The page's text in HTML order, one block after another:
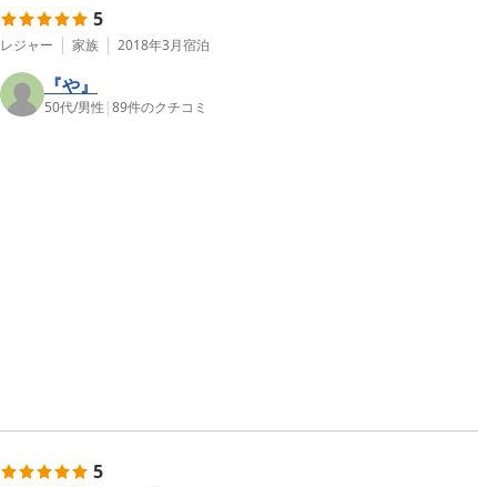
5
レジャー 家族 2018年3月宿泊
『や』
50代/男性 |89件のクチコミ
5